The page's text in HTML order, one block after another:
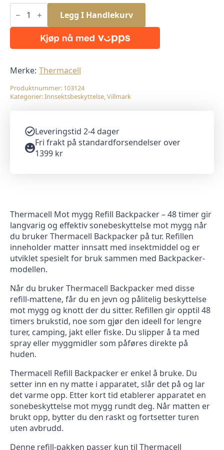
Thermacell
Refill
til
Backpacker
antall
Legg I Handlekurv
Merke: Thermacell
Produktnummer: 103124
Kategorier:Innsektsbeskyttelse,Villmark
Leveringstid 2-4 dager
Fri frakt på standardforsendelser over
1399 kr
Thermacell Mot mygg Refill Backpacker – 48 timer gir
langvarig og effektiv sonebeskyttelse mot mygg når
du bruker Thermacell Backpacker på tur. Refillen
inneholder matter innsatt med insektmiddel og er
utviklet spesielt for bruk sammen med Backpacker-
modellen.
Når du bruker Thermacell Backpacker med disse
refill-mattene, får du en jevn og pålitelig beskyttelse
mot mygg og knott der du sitter. Refillen gir opptil 48
timers brukstid, noe som gjør den ideell for lengre
turer, camping, jakt eller fiske. Du slipper å ta med
spray eller myggmidler som påføres direkte på
huden.
Thermacell Refill Backpacker er enkel å bruke. Du
setter inn en ny matte i apparatet, slår det på og lar
det varme opp. Etter kort tid etablerer apparatet en
sonebeskyttelse mot mygg rundt deg. Når matten er
brukt opp, bytter du den raskt og fortsetter turen
uten avbrudd.
Denne refill-pakken passer kun til Thermacell